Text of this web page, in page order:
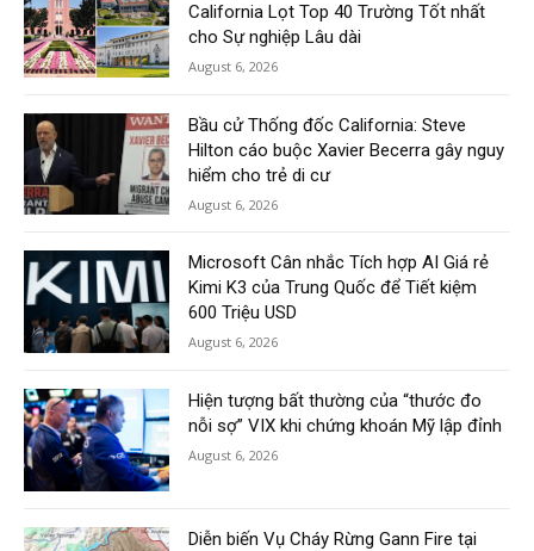
California Lọt Top 40 Trường Tốt nhất
cho Sự nghiệp Lâu dài
August 6, 2026
Bầu cử Thống đốc California: Steve
Hilton cáo buộc Xavier Becerra gây nguy
hiểm cho trẻ di cư
August 6, 2026
Microsoft Cân nhắc Tích hợp AI Giá rẻ
Kimi K3 của Trung Quốc để Tiết kiệm
600 Triệu USD
August 6, 2026
Hiện tượng bất thường của “thước đo
nỗi sợ” VIX khi chứng khoán Mỹ lập đỉnh
August 6, 2026
Diễn biến Vụ Cháy Rừng Gann Fire tại